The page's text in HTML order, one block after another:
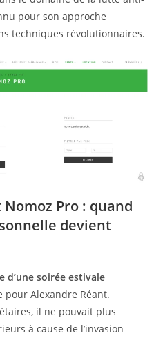
pour son approche
techniques révolutionnaires.
Pro : quand
devient
d’une soirée estivale
Alexandre Réant.
il ne pouvait plus
à cause de l’invasion